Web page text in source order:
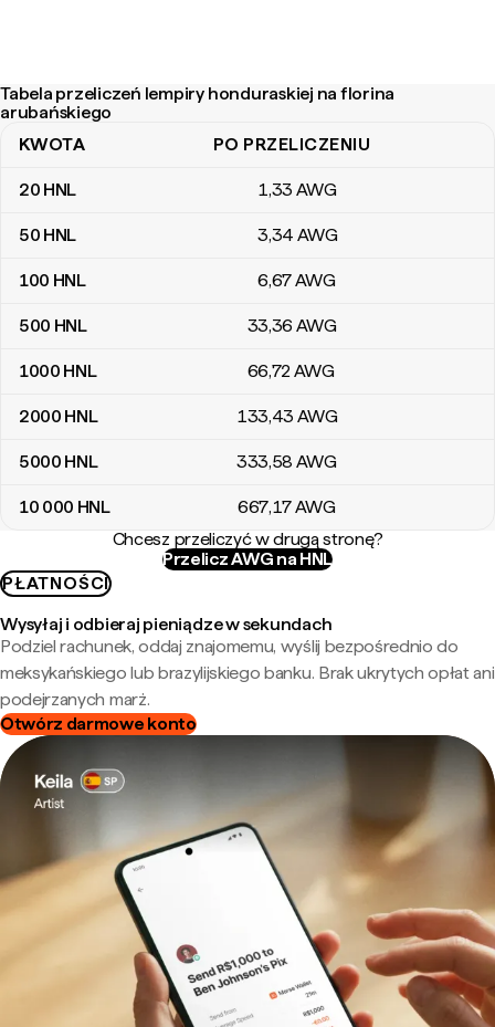
Tabela przeliczeń lempiry honduraskiej na florina
arubańskiego
Tabela przeliczeń lempiry honduraskiej na florina arubańskiego
KWOTA PO PRZELICZENIU
20 HNL 1,33 AWG
50 HNL 3,34 AWG
100 HNL 6,67AWG
500 HNL 33,36 AWG
1000 HNL 66,72AWG
2000 HNL 133,43 AWG
5000 HNL 333,58 AWG
10 000 HNL 667,17AWG
Chcesz przeliczyć w drugą stronę?
Przelicz AWG na HNL
PŁATNOŚCI
Wysyłaj i odbieraj pieniądze w sekundach
Podziel rachunek, oddaj znajomemu, wyślij bezpośrednio do
meksykańskiego lub brazylijskiego banku. Brak ukrytych opłat ani
podejrzanych marż.
Otwórz darmowe konto